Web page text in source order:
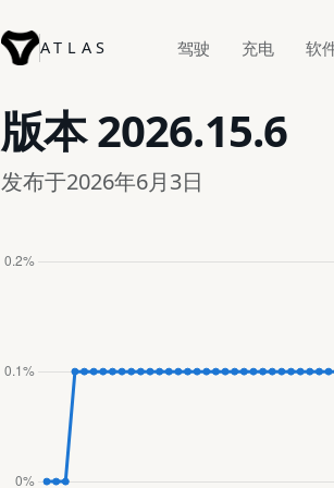
ATLAS 驾驶 充电 软
版本2026.15.6
发布于2026年6月3日